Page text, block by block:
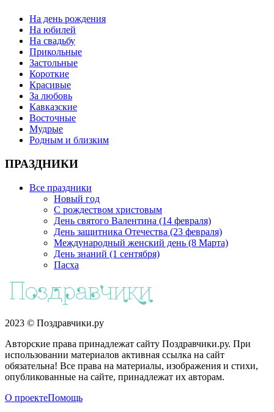
На день рождения
На юбилей
На свадьбу
Прикольные
Застольные
Короткие
Красивые
За любовь
Кавказские
Восточные
Мудрые
Родным и близким
ПРАЗДНИКИ
Все праздники
Новый год
С рождеством христовым
День святого Валентина (14 февраля)
День защитника Отечества (23 февраля)
Международный женский день (8 Марта)
День знаний (1 сентября)
Пасха
2023 © Поздравчики.ру
Авторские права принадлежат сайту Поздравчики.ру. При
использовании материалов активная ссылка на сайт
обязательна! Все права на материалы, изображения и стихи,
опубликованные на сайте, принадлежат их авторам.
О проектеПомощь